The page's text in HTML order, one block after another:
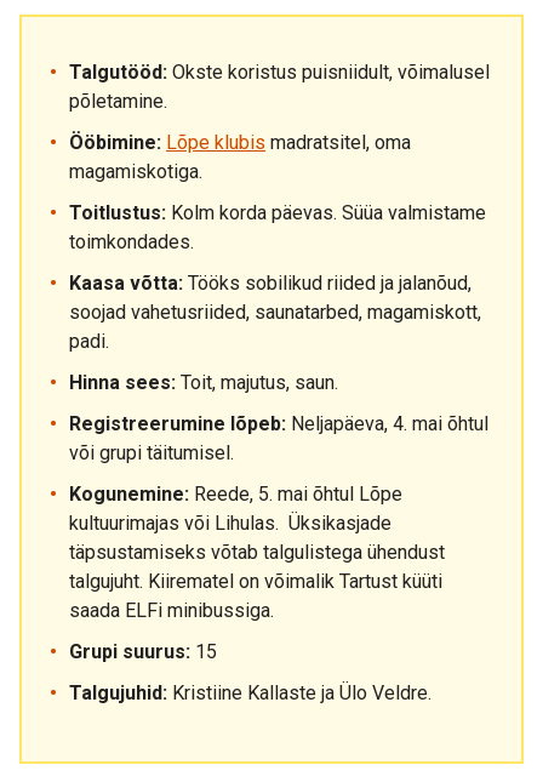
Talgutööd: Okste koristus puisniidult, võimalusel
põletamine.
Ööbimine: Lõpe klubis madratsitel, oma
magamiskotiga.
Toitlustus: Kolm korda päevas. Süüa valmistame
toimkondades.
Kaasa võtta: Tööks sobilikud riided ja jalanõud,
soojad vahetusriided, saunatarbed, magamiskott,
padi.
Hinna sees: Toit, majutus, saun.
Registreerumine lõpeb: Neljapäeva, 4. mai õhtul
või grupi täitumisel.
Kogunemine: Reede, 5. mai õhtul Lõpe
kultuurimajas või Lihulas. Üksikasjade
täpsustamiseks võtab talgulistega ühendust
talgujuht. Kiirematel on võimalik Tartust küüti
saada ELFi minibussiga.
Grupi suurus: 15
Talgujuhid: Kristiine Kallaste ja Ülo Veldre.